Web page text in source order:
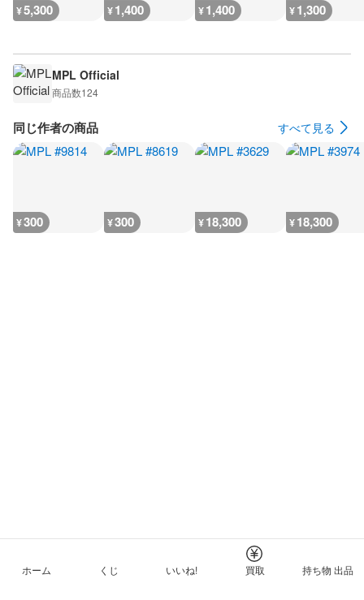
¥5,300 ¥1,400 ¥1,400 ¥1,300
MPL Official
商品数124
同じ作者の商品 すべて見る
¥300 ¥300 ¥18,300 ¥18,300
ホーム くじ いいね! 買取 持ち物 出品